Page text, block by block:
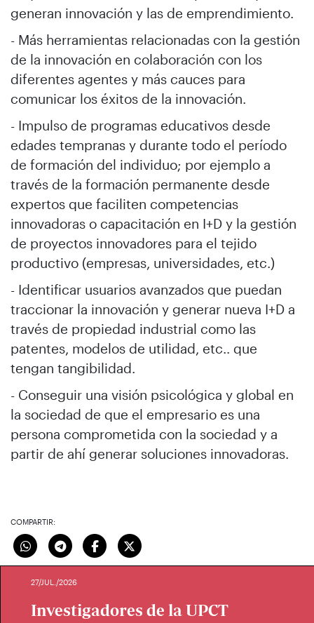
generan innovación y las de emprendimiento.
- Más herramientas relacionadas con la gestión
de la innovación en colaboración con los
diferentes agentes y más cauces para
comunicar los éxitos de la innovación.
- Impulso de programas educativos desde
edades tempranas y durante todo el período
de formación del individuo; por ejemplo a
través de la formación permanente desde
expertos que faciliten competencias
innovadoras o capacitación en I+D y la gestión
de proyectos innovadores para el tejido
productivo (empresas, universidades, etc.)
- Identificar usuarios avanzados que puedan
traccionar la innovación y generar nueva I+D a
través de propiedad industrial como las
patentes, modelos de utilidad, etc.. que
tengan tangibilidad.
- Conseguir una visión psicológica y global en
la sociedad de que el empresario es una
persona comprometida con la sociedad y a
partir de ahí generar soluciones innovadoras.
COMPARTIR:
27/JUL./2026
Investigadores de la UPCT